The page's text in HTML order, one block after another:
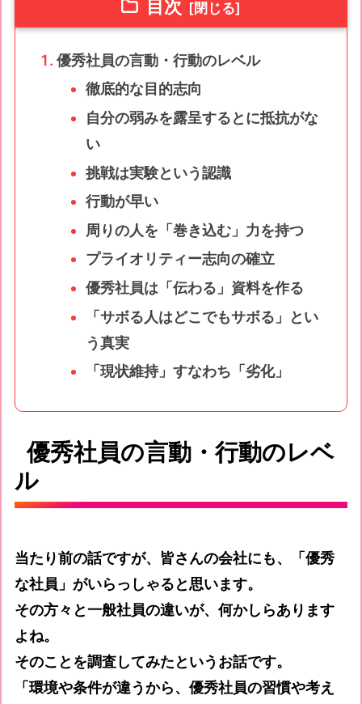
目次
優秀社員の言動・行動のレベル
徹底的な目的志向
自分の弱みを露呈するとに抵抗がな
い
挑戦は実験という認識
行動が早い
周りの人を「巻き込む」力を持つ
プライオリティー志向の確立
優秀社員は「伝わる」資料を作る
「サボる人はどこでもサボる」とい
う真実
「現状維持」すなわち「劣化」
優秀社員の言動・行動のレベ
ル
当たり前の話ですが、皆さんの会社にも、「優秀
な社員」がいらっしゃると思います。
その方々と一般社員の違いが、何かしらあります
よね。
そのことを調査してみたというお話です。
「環境や条件が違うから、優秀社員の習慣や考え